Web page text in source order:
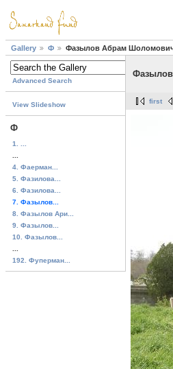
Gallery Ф Фазылов Абрам Шоломович
Advanced Search
View Slideshow
Ф
1. ...
4. Фаерман...
5. Фазилова...
6. Фазилова...
7. Фазылов...
8. Фазылов Ари...
9. Фазылов...
10. Фазылов...
192. Фуперман...
Фазылов
first